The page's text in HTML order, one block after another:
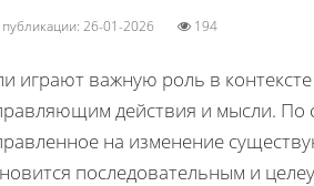
публикации: 26-01-2026 194
играют важную роль в
действия и мысли. По
на изменение
последовательным и